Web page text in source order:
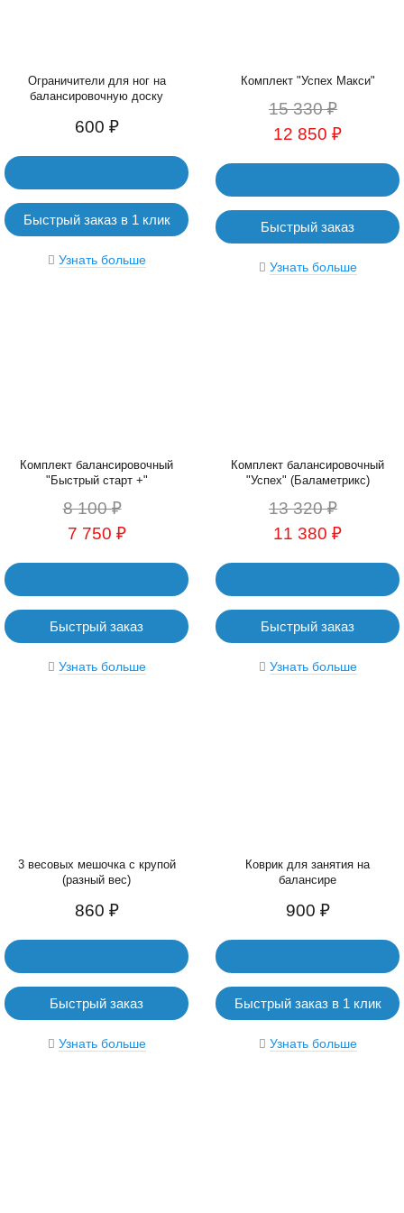
Ограничители для ног на
балансировочную доску
600 ₽
Быстрый заказ в 1 клик
Узнать больше
Комплект "Успех Макси"
15 330 ₽
12 850 ₽
Быстрый заказ
Узнать больше
Комплект балансировочный
"Быстрый старт +"
8 100 ₽
7 750 ₽
Быстрый заказ
Узнать больше
Комплект балансировочный
"Успех" (Баламетрикс)
13 320 ₽
11 380 ₽
Быстрый заказ
Узнать больше
3 весовых мешочка с крупой
(разный вес)
860 ₽
Быстрый заказ
Узнать больше
Коврик для занятия на
балансире
900 ₽
Быстрый заказ в 1 клик
Узнать больше